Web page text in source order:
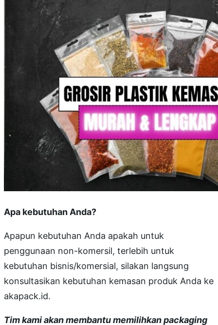
Apa kebutuhan Anda?
Apapun kebutuhan Anda apakah untuk
penggunaan non-komersil, terlebih untuk
kebutuhan bisnis/komersial, silakan langsung
konsultasikan kebutuhan kemasan produk Anda ke
akapack.id.
Tim kami akan membantu memilihkan packaging